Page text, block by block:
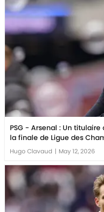
PSG - Arsenal : Un
la finale de Ligue des
Hugo Clavaud | May 12, 2026